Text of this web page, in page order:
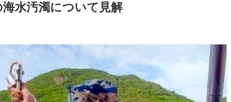
水汚濁について見解